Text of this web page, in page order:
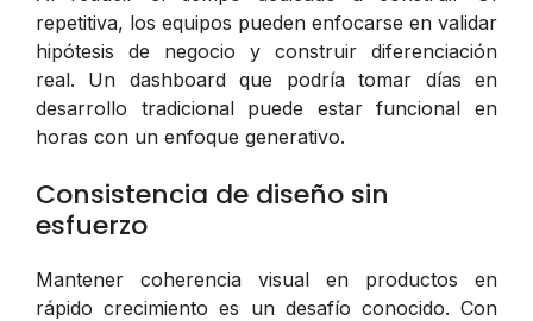
repetitiva, los equipos pueden enfocarse en validar
hipótesis de negocio y construir diferenciación
real. Un dashboard que podría tomar días en
desarrollo tradicional puede estar funcional en
horas con un enfoque generativo.
Consistencia de diseño sin
esfuerzo
Mantener coherencia visual en productos en
rápido crecimiento es un desafío conocido. Con